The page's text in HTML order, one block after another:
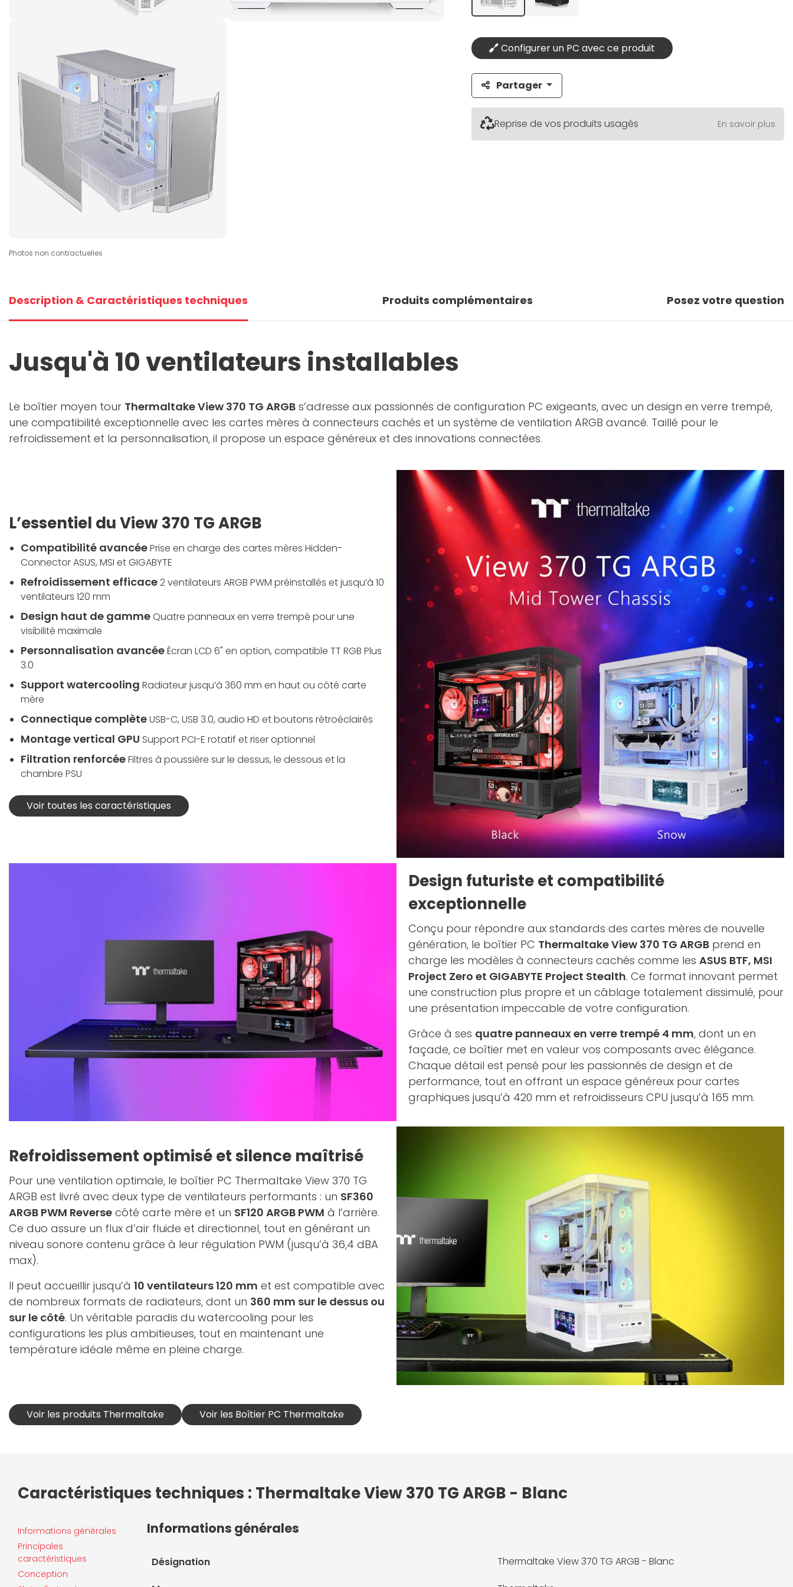
Photos non contractuelles
Configurer un PC avec ce produit
Partager
Reprise de vos produits usagés En savoir plus
Description & Caractéristiques techniques Produits complémentaires Posez votre question
Jusqu'à 10 ventilateurs installables
Le boîtier moyen tour Thermaltake View 370 TG ARGB s’adresse aux passionnés de configuration PC exigeants, avec un design en verre trempé,
une compatibilité exceptionnelle avec les cartes mères à connecteurs cachés et un système de ventilation ARGB avancé. Taillé pour le
refroidissement et la personnalisation, il propose un espace généreux et des innovations connectées.
L’essentiel du View 370 TG ARGB
Compatibilité avancéePrise en charge des cartes mères Hidden-
Connector ASUS, MSI et GIGABYTE
Refroidissement efficace2 ventilateurs ARGB PWM préinstallés et jusqu’à 10
ventilateurs 120 mm
Design haut de gammeQuatre panneaux en verre trempé pour une
visibilité maximale
Personnalisation avancéeÉcran LCD 6" en option, compatible TT RGB Plus
3.0
Support watercooling Radiateur jusqu’à 360 mm en haut ou côté carte
mère
Connectique complèteUSB-C, USB 3.0, audio HD et boutons rétroéclairés
Montage vertical GPU Support PCI-E rotatif et riser optionnel
Filtration renforcéeFiltres à poussière sur le dessus, le dessous et la
chambre PSU
Voir toutes les caractéristiques
Design futuriste et compatibilité
exceptionnelle
Conçu pour répondre aux standards des cartes mères de nouvelle
génération, le boîtier PC Thermaltake View 370 TG ARGB prend en
charge les modèles à connecteurs cachés comme les ASUS BTF, MSI
Project Zero et GIGABYTE Project Stealth. Ce format innovant permet
une construction plus propre et un câblage totalement dissimulé, pour
une présentation impeccable de votre configuration.
Grâce à ses quatre panneaux en verre trempé 4 mm, dont un en
façade, ce boîtier met en valeur vos composants avec élégance.
Chaque détail est pensé pour les passionnés de design et de
performance, tout en offrant un espace généreux pour cartes
graphiques jusqu’à 420 mm et refroidisseurs CPU jusqu’à 165 mm.
Refroidissement optimisé et silence maîtrisé
Pour une ventilation optimale, le boîtier PC Thermaltake View 370 TG
ARGB est livré avec deux type de ventilateurs performants : un SF360
ARGB PWM Reverse côté carte mère et un SF120 ARGB PWM à l’arrière.
Ce duo assure un flux d’air fluide et directionnel, tout en générant un
niveau sonore contenu grâce à leur régulation PWM (jusqu’à 36,4 dBA
max).
Il peut accueillir jusqu’à 10 ventilateurs 120 mm et est compatible avec
de nombreux formats de radiateurs, dont un 360 mm sur le dessus ou
sur le côté. Un véritable paradis du watercooling pour les
configurations les plus ambitieuses, tout en maintenant une
température idéale même en pleine charge.
Voir les produits Thermaltake Voir les Boîtier PC Thermaltake
Caractéristiques techniques : Thermaltake View 370 TG ARGB - Blanc
Informations générales
Principales
caractéristiques
Conception
Informations générales
Désignation Thermaltake View 370 TG ARGB - Blanc